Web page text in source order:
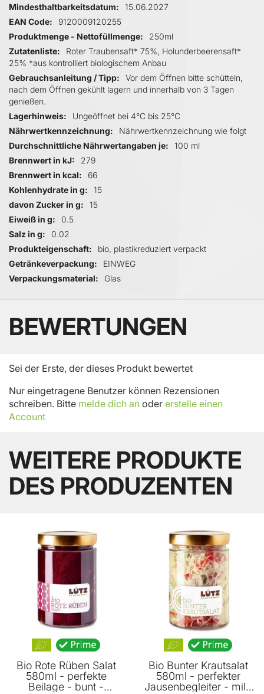
Mindesthaltbarkeitsdatum
15.06.2027
EAN Code
9120009120255
Produktmenge - Nettofüllmenge
250ml
Zutatenliste
Roter Traubensaft* 75%, Holunderbeerensaft*
25% *aus kontrolliert biologischem Anbau
Gebrauchsanleitung / Tipp
Vor dem Öffnen bitte schütteln,
nach dem Öffnen gekühlt lagern und innerhalb von 3 Tagen
genießen.
Lagerhinweis
Ungeöffnet bei 4°C bis 25°C
Nährwertkennzeichnung
Nährwertkennzeichnung wie folgt
Durchschnittliche Nährwertangaben je
100 ml
Brennwert in kJ
279
Brennwert in kcal
66
Kohlenhydrate in g
15
davon Zucker in g
15
Eiweiß in g
0.5
Salz in g
0.02
Produkteigenschaft
bio, plastikreduziert verpackt
Getränkeverpackung
EINWEG
Verpackungsmaterial
Glas
BEWERTUNGEN
Sei der Erste, der dieses Produkt bewertet
Nur eingetragene Benutzer können Rezensionen
schreiben. Bitte melde dich an oder erstelle einen
Account
WEITERE PRODUKTE
DES PRODUZENTEN
Bio Rote Rüben Salat
580ml - perfekte
Beilage - bunt -
Bio Bunter Krautsalat
580ml - perfekter
Jausenbegleiter - mild